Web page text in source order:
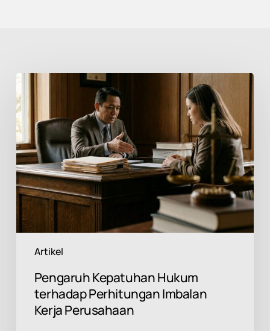
Artikel
Kepatuhan
Hukum
terhadap
Perhitungan
Imbalan
Kerja
Perusahaan
Pengaruh Kepatuhan Hukum
terhadap Perhitungan Imbalan
Kerja Perusahaan